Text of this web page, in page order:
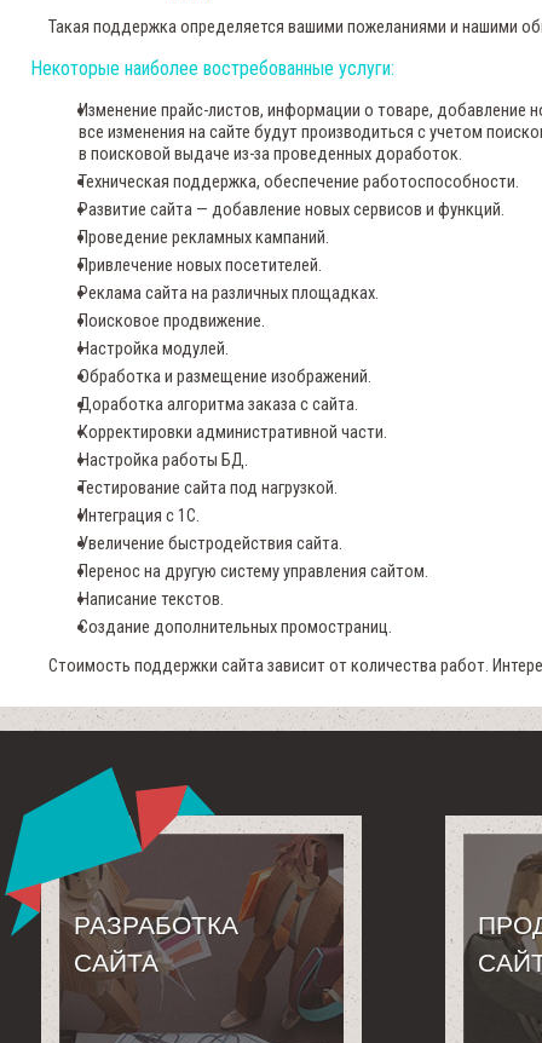
Такая поддержка определяется вашими пожеланиями и нашими
Некоторые наиболее востребованные услуги:
Изменение прайс-листов, информации о товаре, добавление
все изменения на сайте будут производиться с учетом
в поисковой выдаче из-за проведенных доработок.
Техническая поддержка, обеспечение работоспособности.
Развитие сайта — добавление новых сервисов и функций.
Проведение рекламных кампаний.
Привлечение новых посетителей.
Реклама сайта на различных площадках.
Поисковое продвижение.
Настройка модулей.
Обработка и размещение изображений.
Доработка алгоритма заказа с сайта.
Корректировки административной части.
Настройка работы БД.
Тестирование сайта под нагрузкой.
Интеграция с 1С.
Увеличение быстродействия сайта.
Перенос на другую систему управления сайтом.
Написание текстов.
Создание дополнительных промостраниц.
Стоимость поддержки сайтазависит от количества работ.
РАЗРАБОТКА
САЙТА